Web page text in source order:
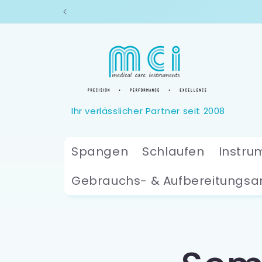
Inhalt
Spangen Schlaufen
Gebrauchs- &